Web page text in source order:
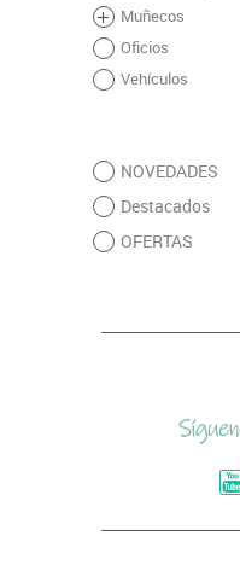
Muñecos
Oficios
Vehículos
NOVEDADES
Destacados
OFERTAS